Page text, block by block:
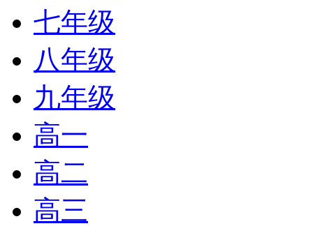
七年级
八年级
九年级
高一
高二
高三